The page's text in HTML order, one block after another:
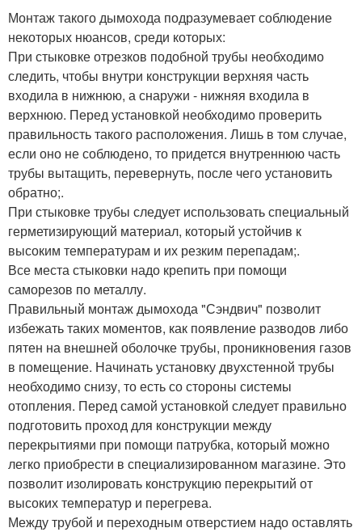
Монтаж такого дымохода подразумевает соблюдение
некоторых нюансов, среди которых:
При стыковке отрезков подобной трубы необходимо
следить, чтобы внутри конструкции верхняя часть
входила в нижнюю, а снаружи - нижняя входила в
верхнюю. Перед установкой необходимо проверить
правильность такого расположения. Лишь в том случае,
если оно не соблюдено, то придется внутреннюю часть
трубы вытащить, перевернуть, после чего установить
обратно;.
При стыковке трубы следует использовать специальный
герметизирующий материал, который устойчив к
высоким температурам и их резким перепадам;.
Все места стыковки надо крепить при помощи
саморезов по металлу.
Правильный монтаж дымохода "Сэндвич" позволит
избежать таких моментов, как появление разводов либо
пятен на внешней оболочке трубы, проникновения газов
в помещение. Начинать установку двухстенной трубы
необходимо снизу, то есть со стороны системы
отопления. Перед самой установкой следует правильно
подготовить проход для конструкции между
перекрытиями при помощи патрубка, который можно
легко приобрести в специализированном магазине. Это
позволит изолировать конструкцию перекрытий от
высоких температур и перегрева.
Между трубой и переходным отверстием надо оставлять